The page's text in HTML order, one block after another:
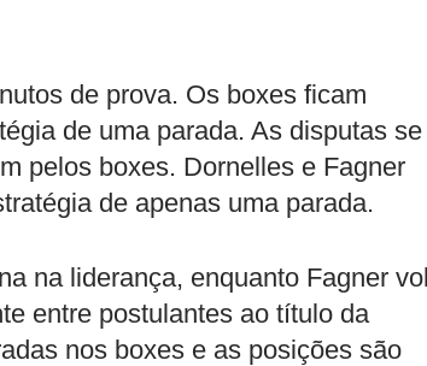
de prova. Os boxes ficam
de uma parada. As disputas se
pelos boxes. Dornelles e Fagner
de apenas uma parada.
na liderança, enquanto Fagner
entre postulantes ao título da
nos boxes e as posições são